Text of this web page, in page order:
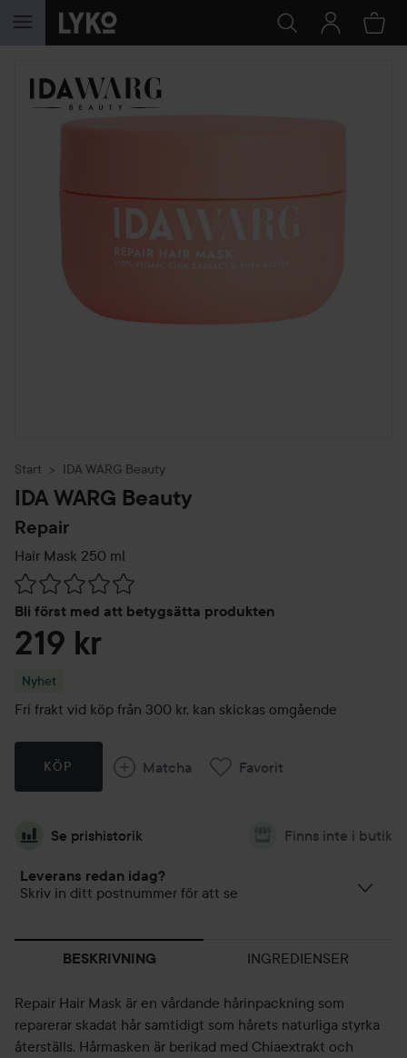
HOPPA TILL INNEHÅLLET
Start IDA WARG Beauty
IDA WARG Beauty
Repair
Hair Mask 250 ml
Bli först med att betygsätta produkten
Hoppa till Betyg & kommentarer
219 kr
Nyhet
Fri frakt vid köp från 300 kr, kan skickas omgående
KÖP Matcha Favorit
Se prishistorik Finns inte i butik
Leverans redan idag?
Skriv in ditt postnummer för att se
BESKRIVNING INGREDIENSER
Repair Hair Mask är en vårdande hårinpackning som
reparerar skadat hår samtidigt som hårets naturliga styrka
återställs. Hårmasken är berikad med Chiaextrakt och